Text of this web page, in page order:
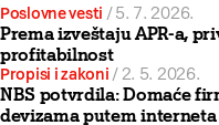
Poslovne vesti /5. 7. 2026.
Prema izveštaju APR-a,
profitabilnost
Propisi i zakoni / 2. 5. 2026.
NBS potvrdila: Domaće
devizama putem interneta